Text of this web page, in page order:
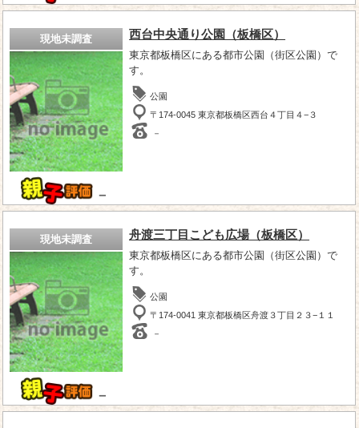
現地未調査
－
西台中央通り公園（板橋区）
東京都板橋区にある都市公園（街区公園）で
す。
公園
〒174-0045 東京都板橋区西台４丁目４−３
－
現地未調査
－
舟渡三丁目こども広場（板橋区）
東京都板橋区にある都市公園（街区公園）で
す。
公園
〒174-0041 東京都板橋区舟渡３丁目２３−１１
－